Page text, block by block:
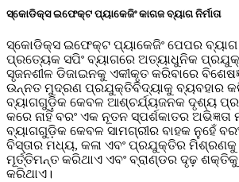
ସ୍କୋଡିକ୍ସ ଇଫେକ୍ଟ ପ୍ୟାକେଜିଂ କାଗଜ ବ୍ୟାଗ ନିର୍ମାତା
ସ୍କୋଡିକ୍ସ ଇଫେକ୍ଟ ପ୍ୟାକେଜିଂ ପେପର ବ୍ୟାଗ
ପ୍ରତ୍ୟେକ ସପିଂ ବ୍ୟାଗରେ ଅତ୍ୟାଧୁନିକ
ସୃଜନଶୀଳ ଡିଜାଇନକୁ ଏକୀକୃତ କରିବାରେ
ଉନ୍ନତ ମୁଦ୍ରଣ ପ୍ରଯୁକ୍ତିବିଦ୍ୟାକୁ ବ୍ୟବହାର
ବ୍ୟାଗଗୁଡ଼ିକ କେବଳ ଆଶ୍ଚର୍ଯ୍ୟଜନକ ଦୃଶ୍ୟ
କରେ ନାହିଁ ବରଂ ଏକ ନୂତନ ସ୍ପର୍ଶକାତର
ବ୍ୟାଗଗୁଡ଼ିକ କେବଳ ସାମଗ୍ରୀର ବାହକ ନୁହେଁ
ବିସ୍ତାର ମଧ୍ୟ, କଳା ଏବଂ ପ୍ରଯୁକ୍ତିର ମିଶ୍ରଣକୁ
ମୂର୍ତ୍ତିମନ୍ତ କରିଥାଏ ଏବଂ ବ୍ରାଣ୍ଡର ଦୃଢ଼
କରିଥାଏ।